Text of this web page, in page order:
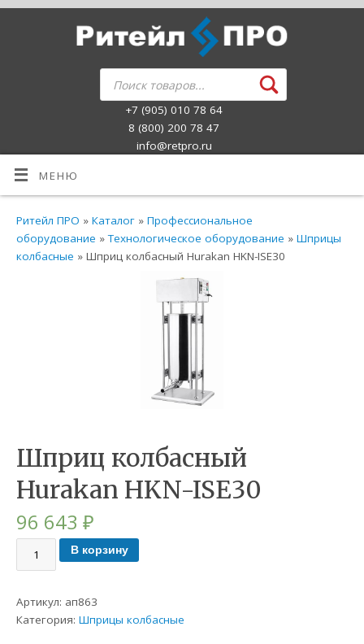
+7 (905) 010 78 64
8 (800) 200 78 47
info@retpro.ru
МЕНЮ
Ритейл ПРО »Каталог »Профессиональное
оборудование »Технологическое оборудование »Шприцы
колбасные » Шприц колбасный Hurakan HKN-ISE30
Шприц колбасный
Hurakan HKN-ISE30
96 643₽
В корзину
Артикул: ап863
Категория:Шприцы колбасные